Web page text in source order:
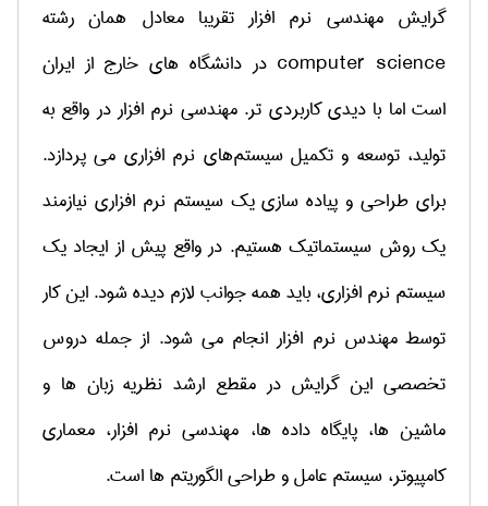
گرایش مهندسی نرم افزار تقریبا معادل همان رشته
computer science در دانشگاه های خارج از ایران
است اما با دیدی کاربردی تر. مهندسی نرم افزار در واقع به
تولید، توسعه و تکمیل سیستم‌های نرم افزاری می پردازد.
برای طراحی و پیاده سازی یک سیستم نرم افزاری نیازمند
یک روش سیستماتیک هستیم. در واقع پیش از ایجاد یک
سیستم نرم افزاری، باید همه جوانب لازم دیده شود. این کار
توسط مهندس نرم افزار انجام می شود. از جمله دروس
تخصصی این گرایش در مقطع ارشد نظریه زبان ها و
ماشین ها، پایگاه داده ها، مهندسی نرم افزار، معماری
کامپیوتر، سیستم عامل و طراحی الگوریتم ها است.